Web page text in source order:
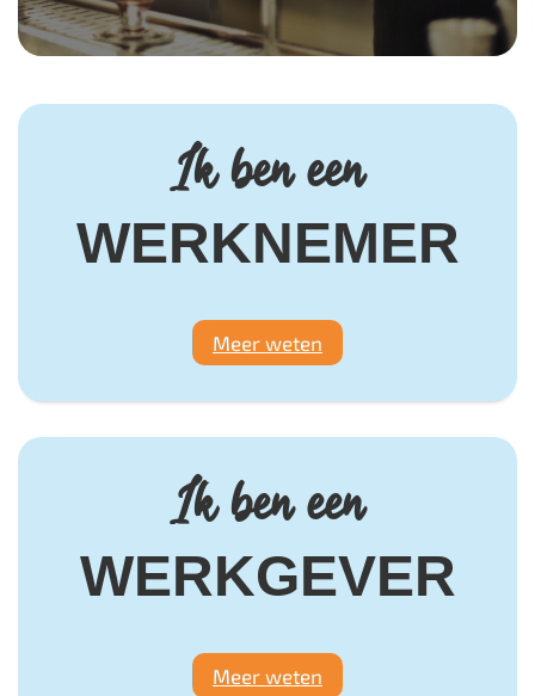
Ik ben een
WERKNEMER
Meer weten
Ik ben een
WERKGEVER
Meer weten